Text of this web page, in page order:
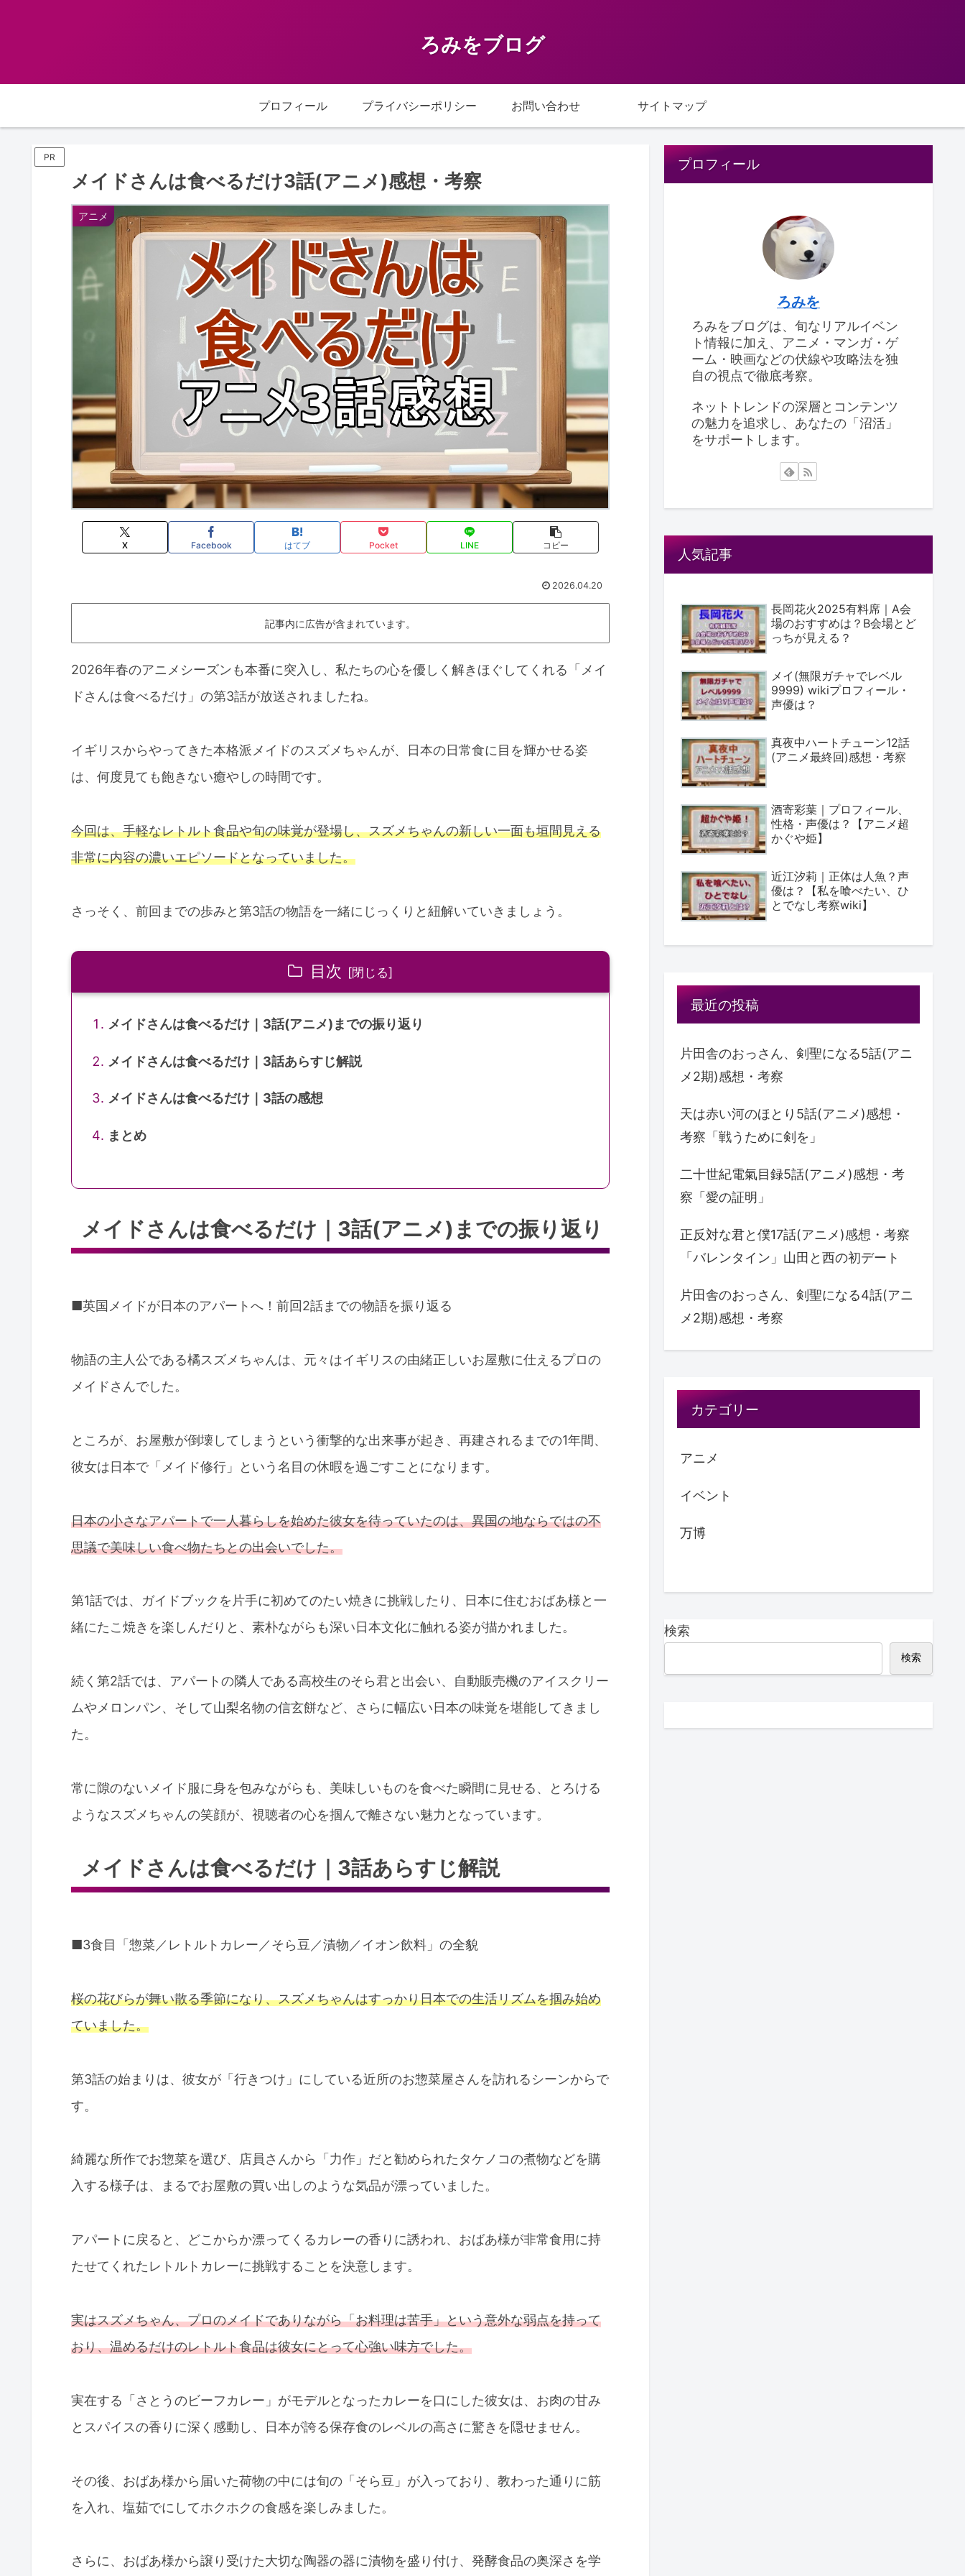
ろみをブログ
プロフィール プライバシーポリシー お問い合わせ サイトマップ
PR
メイドさんは食べるだけ3話(アニメ)感想・考察
アニメ
X Facebook はてブ Pocket LINE コピー
2026.04.20
記事内に広告が含まれています。
2026年春のアニメシーズンも本番に突入し、私たちの心を優しく解きほぐしてくれる「メイ
ドさんは食べるだけ」の第3話が放送されましたね。
イギリスからやってきた本格派メイドのスズメちゃんが、日本の日常食に目を輝かせる姿
は、何度見ても飽きない癒やしの時間です。
今回は、手軽なレトルト食品や旬の味覚が登場し、スズメちゃんの新しい一面も垣間見える
非常に内容の濃いエピソードとなっていました。
さっそく、前回までの歩みと第3話の物語を一緒にじっくりと紐解いていきましょう。
目次
メイドさんは食べるだけ｜3話(アニメ)までの振り返り
メイドさんは食べるだけ｜3話あらすじ解説
メイドさんは食べるだけ｜3話の感想
まとめ
メイドさんは食べるだけ｜3話(アニメ)までの振り返り
■英国メイドが日本のアパートへ！前回2話までの物語を振り返る
物語の主人公である橘スズメちゃんは、元々はイギリスの由緒正しいお屋敷に仕えるプロの
メイドさんでした。
ところが、お屋敷が倒壊してしまうという衝撃的な出来事が起き、再建されるまでの1年間、
彼女は日本で「メイド修行」という名目の休暇を過ごすことになります。
日本の小さなアパートで一人暮らしを始めた彼女を待っていたのは、異国の地ならではの不
思議で美味しい食べ物たちとの出会いでした。
第1話では、ガイドブックを片手に初めてのたい焼きに挑戦したり、日本に住むおばあ様と一
緒にたこ焼きを楽しんだりと、素朴ながらも深い日本文化に触れる姿が描かれました。
続く第2話では、アパートの隣人である高校生のそら君と出会い、自動販売機のアイスクリー
ムやメロンパン、そして山梨名物の信玄餅など、さらに幅広い日本の味覚を堪能してきまし
た。
常に隙のないメイド服に身を包みながらも、美味しいものを食べた瞬間に見せる、とろける
ようなスズメちゃんの笑顔が、視聴者の心を掴んで離さない魅力となっています。
メイドさんは食べるだけ｜3話あらすじ解説
■3食目「惣菜／レトルトカレー／そら豆／漬物／イオン飲料」の全貌
桜の花びらが舞い散る季節になり、スズメちゃんはすっかり日本での生活リズムを掴み始め
ていました。
第3話の始まりは、彼女が「行きつけ」にしている近所のお惣菜屋さんを訪れるシーンからで
す。
綺麗な所作でお惣菜を選び、店員さんから「力作」だと勧められたタケノコの煮物などを購
入する様子は、まるでお屋敷の買い出しのような気品が漂っていました。
アパートに戻ると、どこからか漂ってくるカレーの香りに誘われ、おばあ様が非常食用に持
たせてくれたレトルトカレーに挑戦することを決意します。
実はスズメちゃん、プロのメイドでありながら「お料理は苦手」という意外な弱点を持って
おり、温めるだけのレトルト食品は彼女にとって心強い味方でした。
実在する「さとうのビーフカレー」がモデルとなったカレーを口にした彼女は、お肉の甘み
とスパイスの香りに深く感動し、日本が誇る保存食のレベルの高さに驚きを隠せません。
その後、おばあ様から届いた荷物の中には旬の「そら豆」が入っており、教わった通りに筋
を入れ、塩茹でにしてホクホクの食感を楽しみました。
さらに、おばあ様から譲り受けた大切な陶器の器に漬物を盛り付け、発酵食品の奥深さを学
プロフィール
ろみを
ろみをブログは、旬なリアルイベン
ト情報に加え、アニメ・マンガ・ゲ
ーム・映画などの伏線や攻略法を独
自の視点で徹底考察。
ネットトレンドの深層とコンテンツ
の魅力を追求し、あなたの「沼活」
をサポートします。
人気記事
長岡花火2025有料席｜A会
場のおすすめは？B会場とど
っちが見える？
メイ(無限ガチャでレベル
9999) wikiプロフィール・
声優は？
真夜中ハートチューン12話
(アニメ最終回)感想・考察
酒寄彩葉｜プロフィール、
性格・声優は？【アニメ超
かぐや姫】
近江汐莉｜正体は人魚？声
優は？【私を喰べたい、ひ
とでなし考察wiki】
最近の投稿
片田舎のおっさん、剣聖になる5話(アニ
メ2期)感想・考察
天は赤い河のほとり5話(アニメ)感想・
考察「戦うために剣を」
二十世紀電氣目録5話(アニメ)感想・考
察「愛の証明」
正反対な君と僕17話(アニメ)感想・考察
「バレンタイン」山田と西の初デート
片田舎のおっさん、剣聖になる4話(アニ
メ2期)感想・考察
カテゴリー
アニメ
イベント
万博
検索
検索